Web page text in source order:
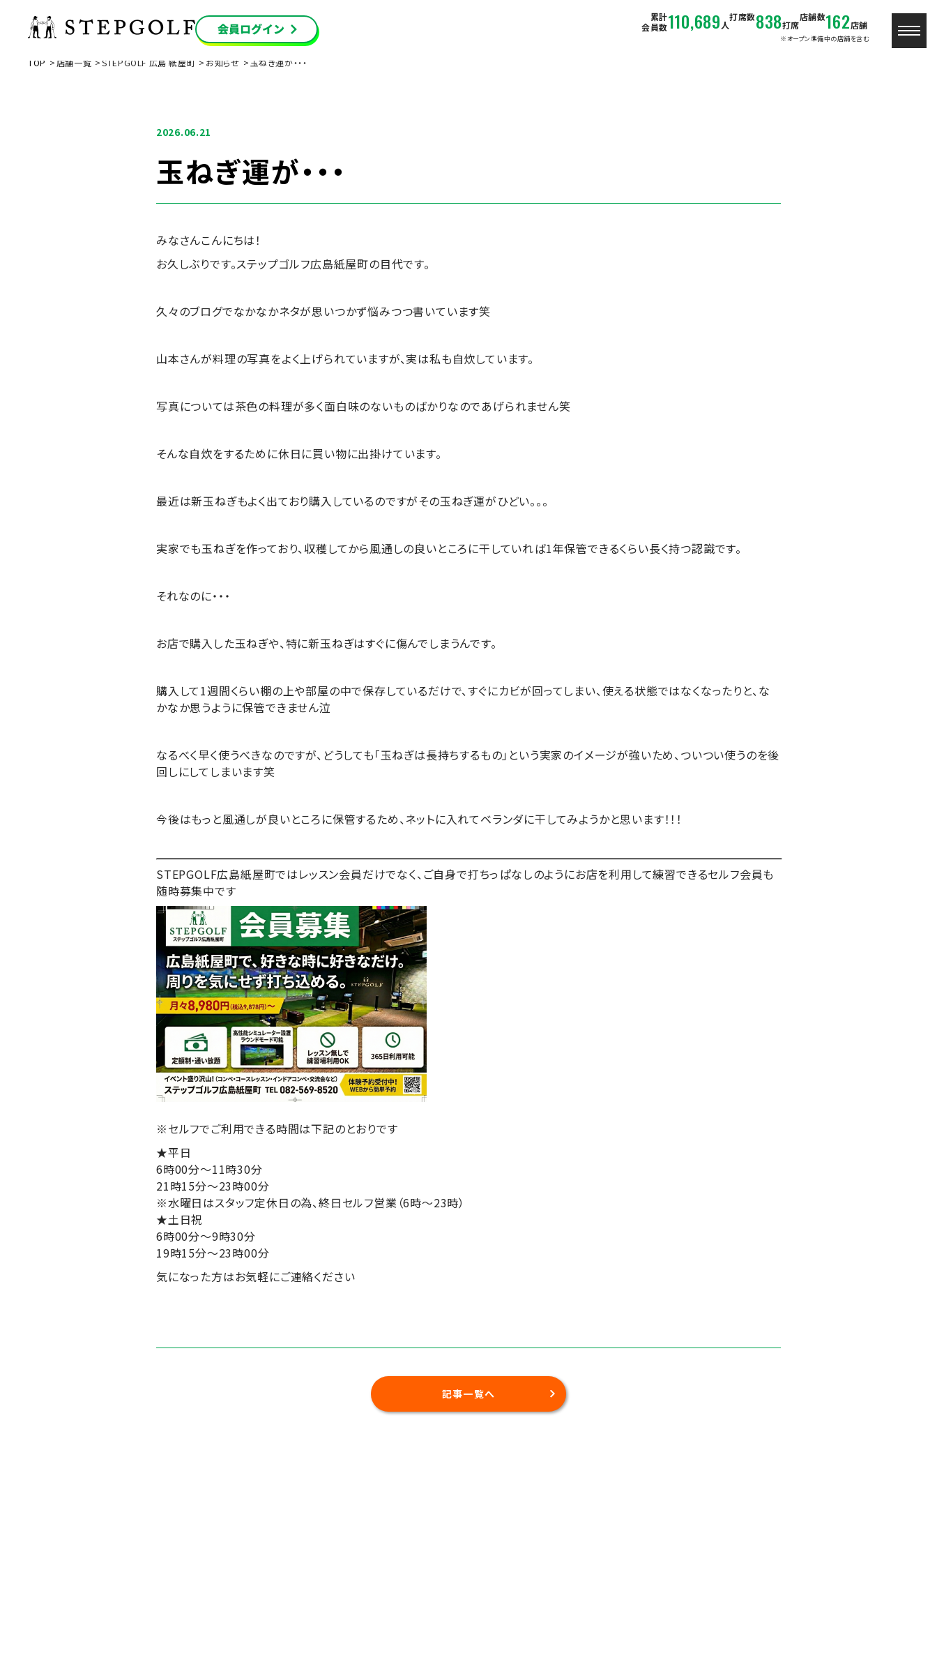
累計
会員数110,689 人
打席数838打席
店舗数162店舗
※オープン準備中の店舗を含む
TOP 店舗一覧 STEPGOLF 広島 紙屋町 お知らせ 玉ねぎ運が・・・
2026.06.21
玉ねぎ運が・・・
みなさんこんにちは！
お久しぶりです。ステップゴルフ広島紙屋町の目代です。
久々のブログでなかなかネタが思いつかず悩みつつ書いています笑
山本さんが料理の写真をよく上げられていますが、実は私も自炊しています。
写真については茶色の料理が多く面白味のないものばかりなのであげられません笑
そんな自炊をするために休日に買い物に出掛けています。
最近は新玉ねぎもよく出ており購入しているのですがその玉ねぎ運がひどい。。。
実家でも玉ねぎを作っており、収穫してから風通しの良いところに干していれば1年保管できるくらい長く持つ認識です。
それなのに・・・
お店で購入した玉ねぎや、特に新玉ねぎはすぐに傷んでしまうんです。
購入して1週間くらい棚の上や部屋の中で保存しているだけで、すぐにカビが回ってしまい、使える状態ではなくなったりと、な
かなか思うように保管できません泣
なるべく早く使うべきなのですが、どうしても「玉ねぎは長持ちするもの」という実家のイメージが強いため、ついつい使うのを後
回しにしてしまいます笑
今後はもっと風通しが良いところに保管するため、ネットに入れてベランダに干してみようかと思います！！！
STEPGOLF広島紙屋町ではレッスン会員だけでなく、ご自身で打ちっぱなしのようにお店を利用して練習できるセルフ会員も
随時募集中です
※セルフでご利用できる時間は下記のとおりです
★平日
6時00分～11時30分
21時15分～23時00分
※水曜日はスタッフ定休日の為、終日セルフ営業（6時～23時）
★土日祝
6時00分～9時30分
19時15分～23時00分
気になった方はお気軽にご連絡ください
記事一覧へ